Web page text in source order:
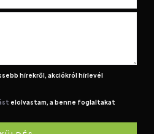
hírekről, akciókról hírlevél
elolvastam, a benne foglaltakat